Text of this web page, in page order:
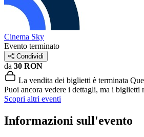
Cinema Sky
Evento terminato
Condividi
da 30 RON
La vendita dei biglietti è terminata
Puoi ancora vedere i dettagli, ma i biglietti
Scopri altri eventi
Informazioni sull'evento